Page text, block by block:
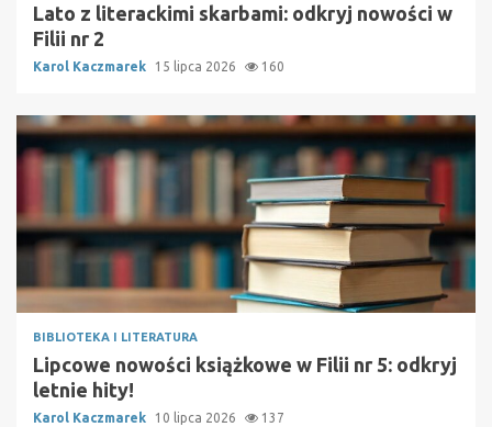
Lato z literackimi skarbami: odkryj nowości w
Filii nr 2
Karol Kaczmarek 15 lipca 2026 160
BIBLIOTEKA I LITERATURA
Lipcowe nowości książkowe w Filii nr 5: odkryj
letnie hity!
Karol Kaczmarek 10 lipca 2026 137